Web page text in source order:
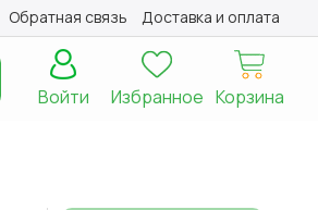
Обратная связь Доставка и оплата
Корзина
Избранное
Войти